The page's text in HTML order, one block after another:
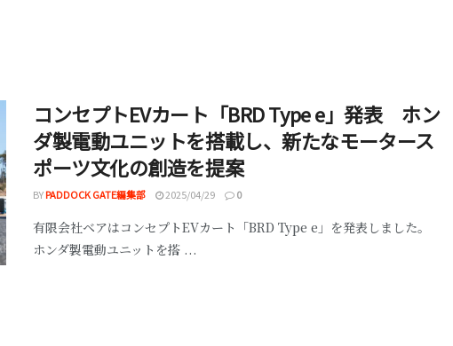
コンセプトEVカート「BRD Type e」発表 ホン
ダ製電動ユニットを搭載し、新たなモータース
ポーツ文化の創造を提案
BYPADDOCK GATE編集部 2025/04/29 0
有限会社ベアはコンセプトEVカート「BRD Type e」を発表しました。
ホンダ製電動ユニットを搭 ...